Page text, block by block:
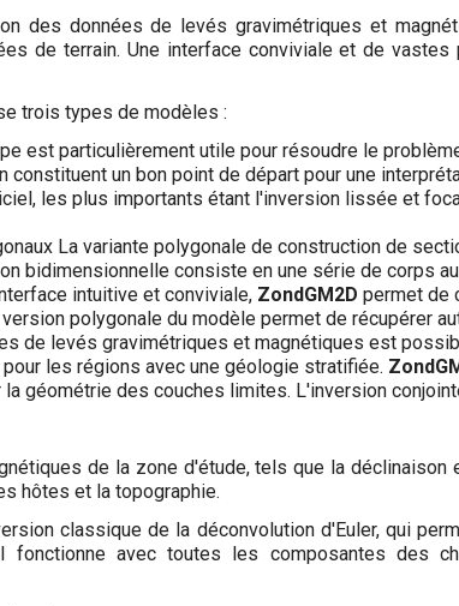
des données de levés gravimétriques et
de terrain. Une interface conviviale et de
trois types de modèles :
est particulièrement utile pour résoudre le
un bon point de départ pour une
les plus importants étant l'inversion lissée et
La variante polygonale de construction de
bidimensionnelle consiste en une série de corps
intuitive et conviviale, ZondGM2D permet de
polygonale du modèle permet de récupérer
de levés gravimétriques et magnétiques est
les régions avec une géologie stratifiée.
géométrie des couches limites. L'inversion
de la zone d'étude, tels que la déclinaison
hôtes et la topographie.
classique de la déconvolution d'Euler, qui
fonctionne avec toutes les composantes des